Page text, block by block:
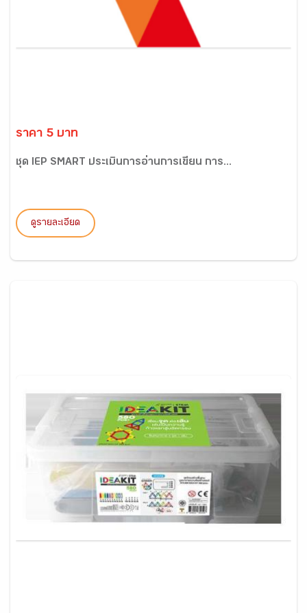
ราคา 5 บาท
ชุด IEP SMART ประเมินการอ่านการเขียน การ...
ดูรายละเอียด